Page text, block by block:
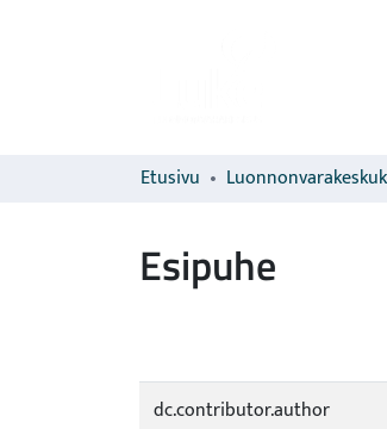
Etusivu
Esipuhe
dc.contributor.author